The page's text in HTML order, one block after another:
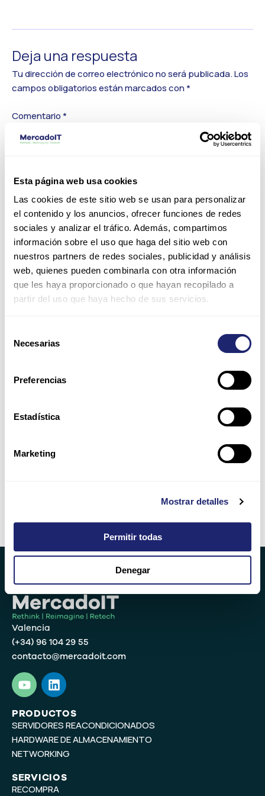
Esta página web usa cookies
Las cookies de este sitio web se usan para personalizar
el contenido y los anuncios, ofrecer funciones de redes
sociales y analizar el tráfico. Además, compartimos
información sobre el uso que haga del sitio web con
nuestros partners de redes sociales, publicidad y análisis
web, quienes pueden combinarla con otra información
que les haya proporcionado o que hayan recopilado a
partir del uso que haya hecho de sus servicios.
Necesarias
Preferencias
Estadística
Marketing
Mostrar detalles
Permitir todas
Denegar
Deja una respuesta
Tu dirección de correo electrónico no será publicada.Los
campos obligatorios están marcados con*
Comentario*
Nombre*
Correo
Web
navegador para la próxima vez que comente.
Alternative:
Valencia
(+34) 96 104 29 55
contacto@mercadoit.com
Y
o
u
t
u
b
e
L
i
n
k
e
d
i
PRODUCTOS
SERVIDORES REACONDICIONADOS
HARDWARE DE ALMACENAMIENTO
NETWORKING
SERVICIOS
RECOMPRA